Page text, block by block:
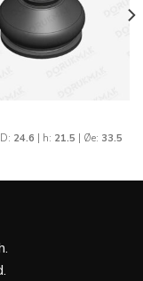
24.6 | h: 21.5 | Øe: 33.5